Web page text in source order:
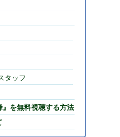
タッフ
』を無料視聴する方法